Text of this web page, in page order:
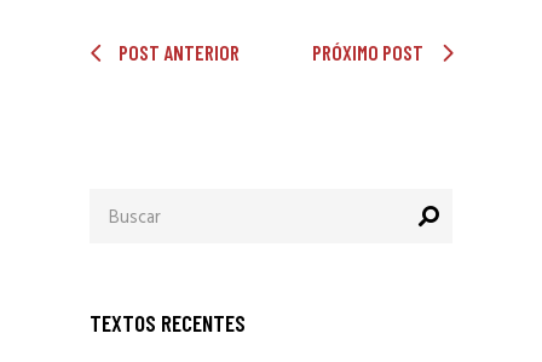
POST ANTERIOR PRÓXIMO POST
por:
TEXTOS RECENTES